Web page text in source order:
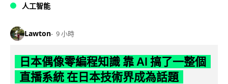
人工智能
Lawton 9 小時
日本偶像零編程知識 靠 AI 搞了一整個
直播系統 在日本技術界成為話題